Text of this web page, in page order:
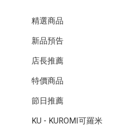
精選商品
新品預告
店長推薦
特價商品
節日推薦
KU - KUROMI可羅米